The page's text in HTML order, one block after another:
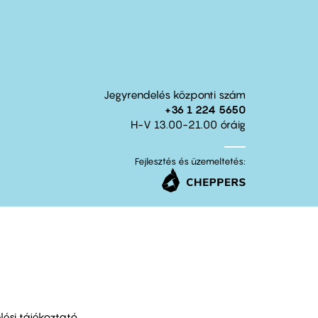
Jegyrendelés központi szám
+36 1 224 5650
H-V 13.00-21.00 óráig
Fejlesztés és üzemeltetés: